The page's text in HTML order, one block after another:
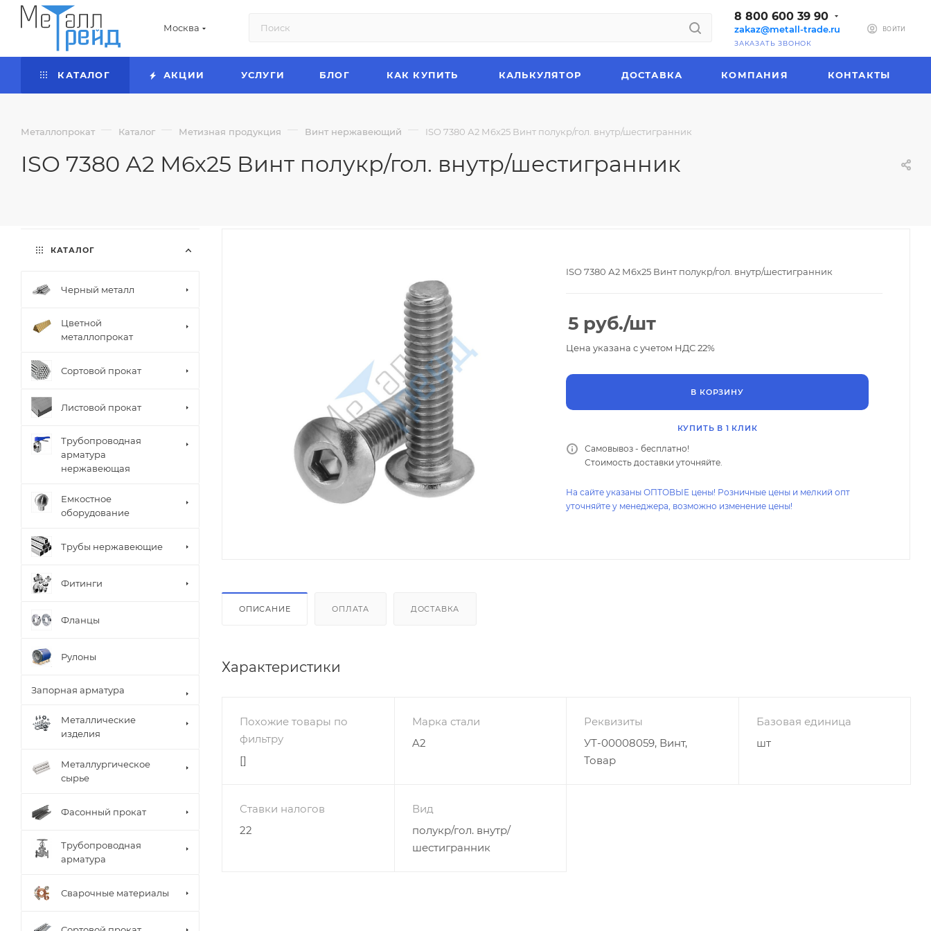
Москва
8 800 600 39 90
zakaz@metall-trade.ru
ЗАКАЗАТЬ ЗВОНОК
ВОЙТИ
КАТАЛОГ АКЦИИ УСЛУГИ БЛОГ КАК КУПИТЬ КАЛЬКУЛЯТОР ДОСТАВКА КОМПАНИЯ КОНТАКТЫ
Металлопрокат — Каталог — Метизная продукция — Винт нержавеющий — ISO 7380 А2 М6х25 Винт полукр/гол. внутр/шестигранник
ISO 7380 А2 М6х25 Винт полукр/гол. внутр/шестигранник
ISO 7380 А2 М6х25 Винт полукр/гол. внутр/шестигранник
5 руб./шт
Цена указана с учетом НДС 22%
В КОРЗИНУ
КУПИТЬ В 1 КЛИК
Самовывоз - бесплатно!
Стоимость доставки уточняйте.
На сайте указаны ОПТОВЫЕ цены! Розничные цены и мелкий опт
уточняйте у менеджера, возможно изменение цены!
ОПИСАНИЕ ОПЛАТА ДОСТАВКА
Характеристики
Похожие товары по
фильтру
[]
Марка стали
A2
Реквизиты
УТ-00008059, Винт,
Товар
Базовая единица
шт
Ставки налогов
22
Вид
полукр/гол. внутр/
шестигранник
КАТАЛОГ
Черный металл
Цветной
металлопрокат
Сортовой прокат
Листовой прокат
Трубопроводная
арматура
нержавеющая
Емкостное
оборудование
Трубы нержавеющие
Фитинги
Фланцы
Рулоны
Запорная арматура
Металлические
изделия
Металлургическое
сырье
Фасонный прокат
Трубопроводная
арматура
Сварочные материалы